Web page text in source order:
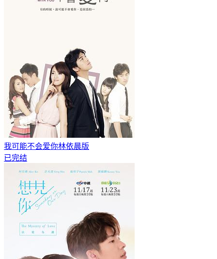
我可能不会爱你林依晨版
已完结